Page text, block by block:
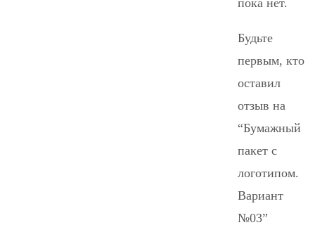
пока нет.
Будьте
первым, кто
оставил
отзыв на
“Бумажный
пакет с
логотипом.
Вариант
№03”